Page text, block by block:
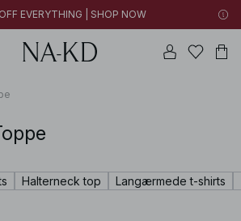
EVERYTHING | SHOP NOW
Halterneck top Langærmede t-shirts